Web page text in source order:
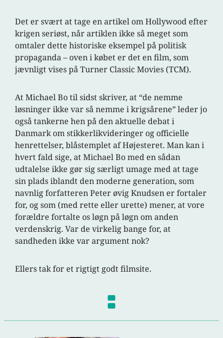
Det er svært at tage en artikel om Hollywood efter
krigen seriøst, når artiklen ikke så meget som
omtaler dette historiske eksempel på politisk
propaganda – oven i købet er det en film, som
jævnligt vises på Turner Classic Movies (TCM).
At Michael Bo til sidst skriver, at “de nemme
løsninger ikke var så nemme i krigsårene” leder jo
også tankerne hen på den aktuelle debat i
Danmark om stikkerlikvideringer og officielle
henrettelser, blåstemplet af Højesteret. Man kan i
hvert fald sige, at Michael Bo med en sådan
udtalelse ikke gør sig særligt umage med at tage
sin plads iblandt den moderne generation, som
navnlig forfatteren Peter øvig Knudsen er fortaler
for, og som (med rette eller urette) mener, at vore
forældre fortalte os løgn på løgn om anden
verdenskrig. Var de virkelig bange for, at
sandheden ikke var argument nok?
Ellers tak for et rigtigt godt filmsite.